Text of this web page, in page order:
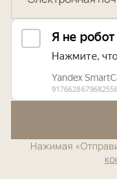
Нажимая